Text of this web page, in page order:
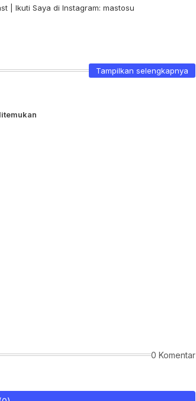
| Ikuti Saya di Instagram: mastosu
Tampilkan selengkapnya
0 Komentar